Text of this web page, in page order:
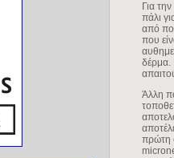
Για
πάλι
από
που
δέρμα.
Άλλη
πρώτη